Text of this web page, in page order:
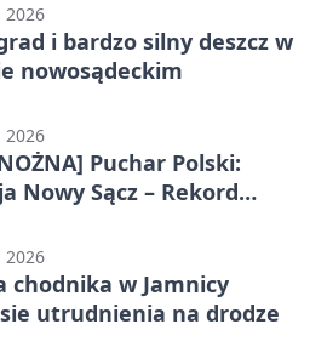
i bardzo silny deszcz w
nowosądeckim
2026
Puchar Polski:
Nowy Sącz – Rekord
2026
chodnika w Jamnicy
utrudnienia na drodze